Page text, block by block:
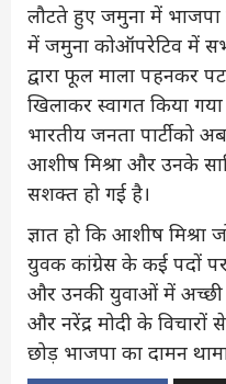
लौटते हुए जमुना में
में जमुना कोऑपरेटिव में
द्वारा फूल माला पहनकर
खिलाकर स्वागत किया
भारतीय जनता पार्टी को
आशीष मिश्रा और उनके
सशक्त हो गई है।
ज्ञात हो कि आशीष
युवक कांग्रेस के कई पदों
और उनकी युवाओं में
और नरेंद्र मोदी के विचारों
छोड़ भाजपा का दामन